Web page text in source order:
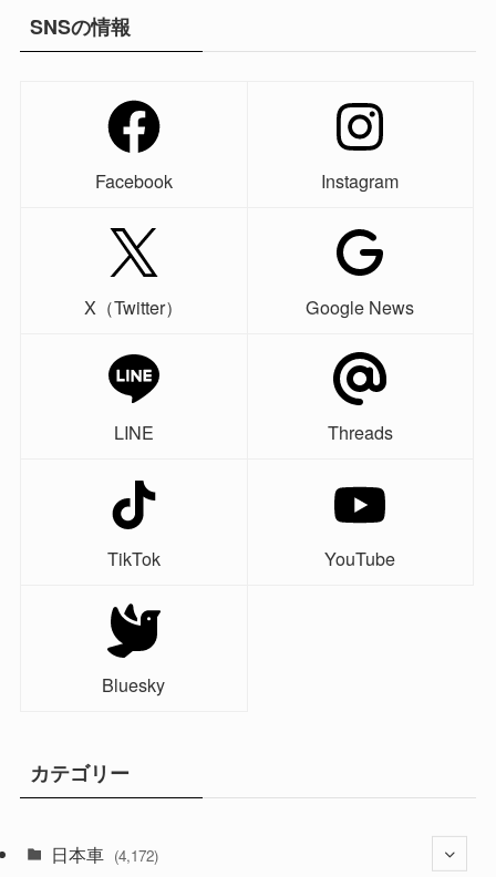
SNSの情報
Facebook Instagram
X（Twitter） Google News
LINE Threads
TikTok YouTube
Bluesky
カテゴリー
日本車 (4,172)